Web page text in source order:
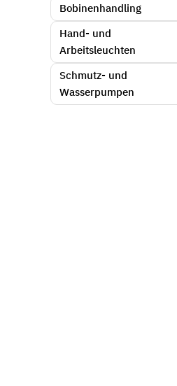
Bobinenhandling
Hand- und
Arbeitsleuchten
Schmutz- und
Wasserpumpen